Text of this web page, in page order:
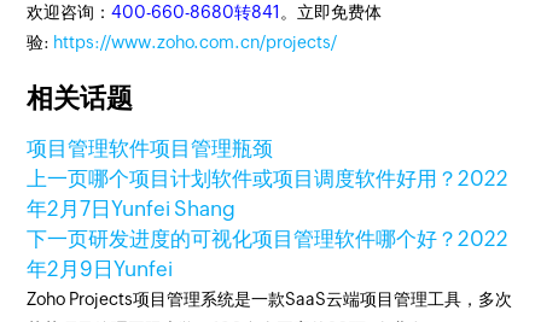
欢迎咨询：400-660-8680转841 。立即免费体
验: https://www.zoho.com.cn/projects/
相关话题
项目管理软件项目管理瓶颈
上一页哪个项目计划软件或项目调度软件好用？2022
年2月7日Yunfei Shang
下一页研发进度的可视化项目管理软件哪个好？2022
年2月9日Yunfei
Zoho Projects项目管理系统是一款SaaS云端项目管理工具，多次